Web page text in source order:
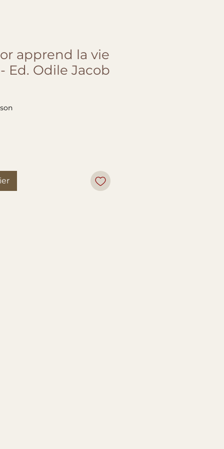
apprend la vie
Ed. Odile Jacob